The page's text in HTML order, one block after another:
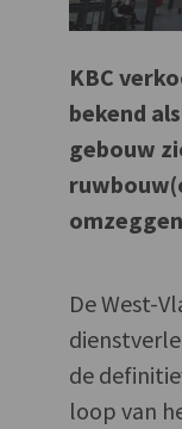
KBC
bekend
gebouw
De West-
de
loop van